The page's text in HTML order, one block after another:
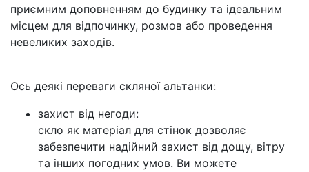
приємним доповненням до будинку та ідеальним
місцем для відпочинку, розмов або проведення
невеликих заходів.
Ось деякі переваги скляної альтанки:
захист від негоди:
скло як матеріал для стінок дозволяє
забезпечити надійний захист від дощу, вітру
та інших погодних умов. Ви можете